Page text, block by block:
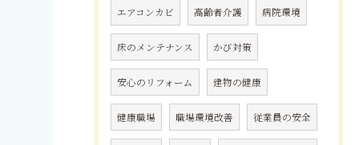
エアコンカビ 高齢者介護 病院環境
床のメンテナンス かび対策
安心のリフォーム 建物の健康
健康職場 職場環境改善 従業員の安全